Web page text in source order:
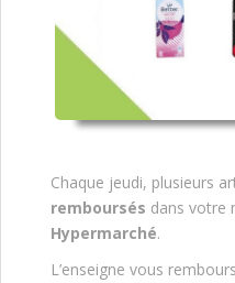
Chaque jeudi, plusieurs
remboursés dans votre
Hypermarché.
L’enseigne vous